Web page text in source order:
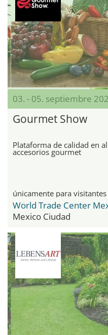
03. - 05. septiembre
Gourmet Show
Plataforma de calidad en
accesorios gourmet
únicamente para
World Trade Center
Mexico Ciudad